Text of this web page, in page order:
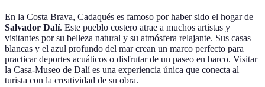
En la Costa Brava, Cadaqués es famoso por haber sido el hogar de
Salvador Dalí. Este pueblo costero atrae a muchos artistas y
visitantes por su belleza natural y su atmósfera relajante. Sus casas
blancas y el azul profundo del mar crean un marco perfecto para
practicar deportes acuáticos o disfrutar de un paseo en barco. Visitar
la Casa-Museo de Dalí es una experiencia única que conecta al
turista con la creatividad de su obra.